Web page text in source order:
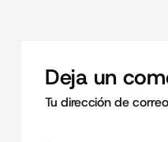
Deja un
Tu dirección de